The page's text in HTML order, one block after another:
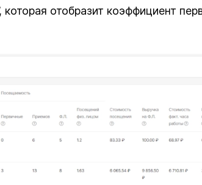
которая отобразит коэффициент